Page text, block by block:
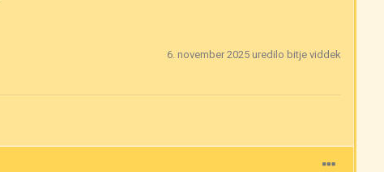
6. november 2025 uredilo bitje viddek